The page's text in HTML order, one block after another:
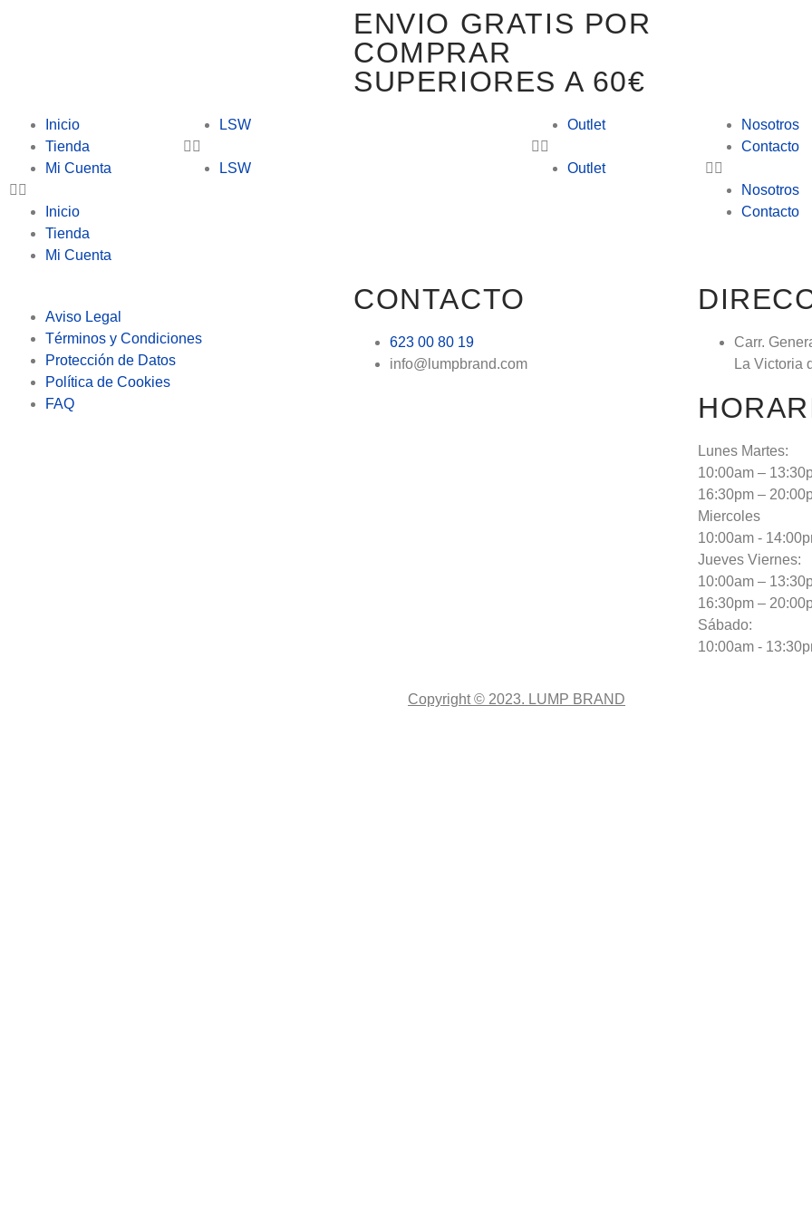
ENVIO GRATIS POR
COMPRAR
SUPERIORES A 60€
Inicio
Tienda
Mi Cuenta
Inicio
Tienda
Mi Cuenta
LSW
LSW
Outlet
Outlet
Nosotros
Contacto
Nosotros
Contacto
Aviso Legal
Términos y Condiciones
Protección de Datos
Política de Cookies
FAQ
CONTACTO
623 00 80 19
info@lumpbrand.com
Carr.
La Victoria
Lunes Martes:
10:00am –
16:30pm –
Miercoles
10:00am -
Jueves Viernes:
10:00am –
16:30pm –
Sábado:
10:00am -
Copyright © 2023. LUMP BRAND